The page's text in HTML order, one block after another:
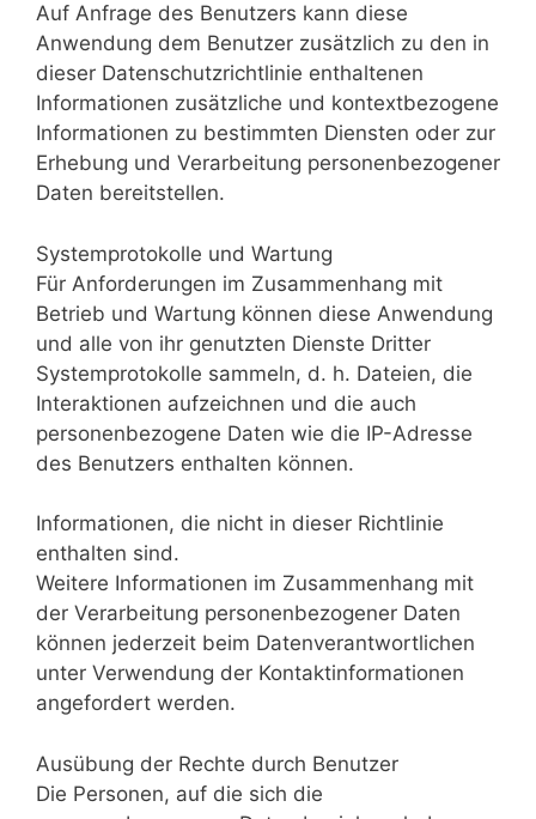
Auf Anfrage des Benutzers kann diese
Anwendung dem Benutzer zusätzlich zu den in
dieser Datenschutzrichtlinie enthaltenen
Informationen zusätzliche und kontextbezogene
Informationen zu bestimmten Diensten oder zur
Erhebung und Verarbeitung personenbezogener
Daten bereitstellen.
Systemprotokolle und Wartung
Für Anforderungen im Zusammenhang mit
Betrieb und Wartung können diese Anwendung
und alle von ihr genutzten Dienste Dritter
Systemprotokolle sammeln, d. h. Dateien, die
Interaktionen aufzeichnen und die auch
personenbezogene Daten wie die IP-Adresse
des Benutzers enthalten können.
Informationen, die nicht in dieser Richtlinie
enthalten sind.
Weitere Informationen im Zusammenhang mit
der Verarbeitung personenbezogener Daten
können jederzeit beim Datenverantwortlichen
unter Verwendung der Kontaktinformationen
angefordert werden.
Ausübung der Rechte durch Benutzer
Die Personen, auf die sich die